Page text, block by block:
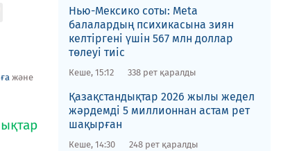
және
Нью-Мексико соты​: Meta
балалардың психикасына зиян
келтіргені үшін 567 млн доллар
төлеуі тиіс
Кеше, 15:12 338 рет қаралды
Қазақстандықтар 2026 жылы жедел
жәрдемді 5 миллионнан астам рет
шақырған
Кеше, 14:30 248 рет қаралды